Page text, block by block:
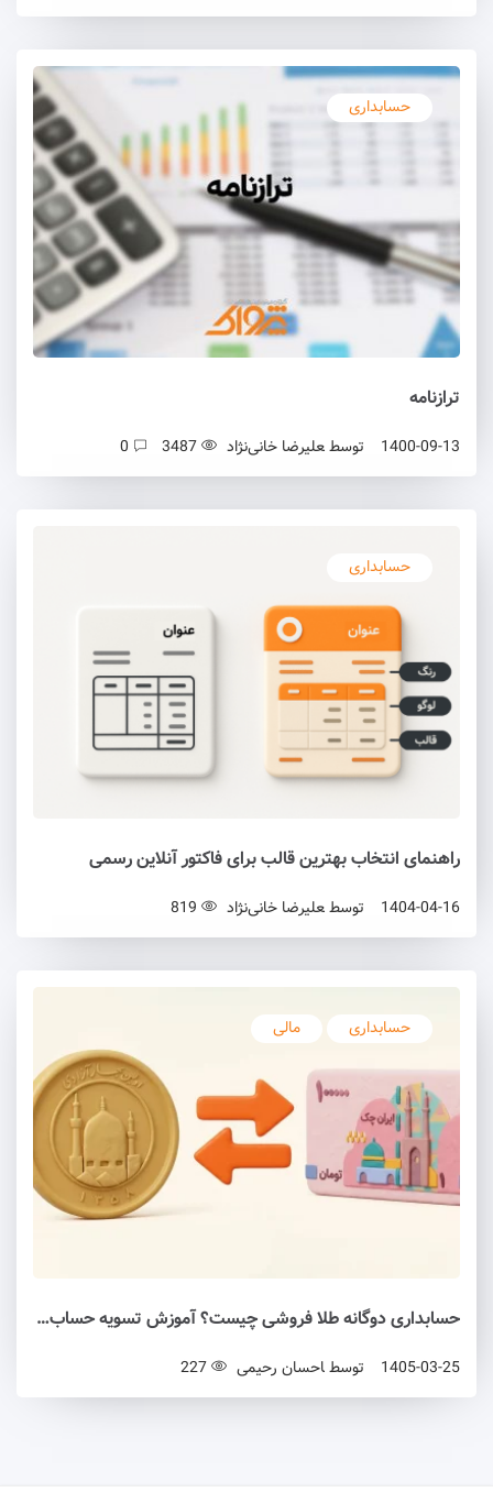
حسابداری
ترازنامه
1400-09-13 توسط علیرضا خانی‌نژاد
حسابداری
راهنمای انتخاب بهترین قالب برای فاکتور آنلاین رسمی
1404-04-16 توسط علیرضا خانی‌نژاد
حسابداری مالی
حسابداری دوگانه طلا فروشی چیست؟ آموزش تسویه حساب همکاران، پولی کردن حساب و مدیریت مانده طلایی و ریالی
1405-03-25 توسط احسان رحیمی